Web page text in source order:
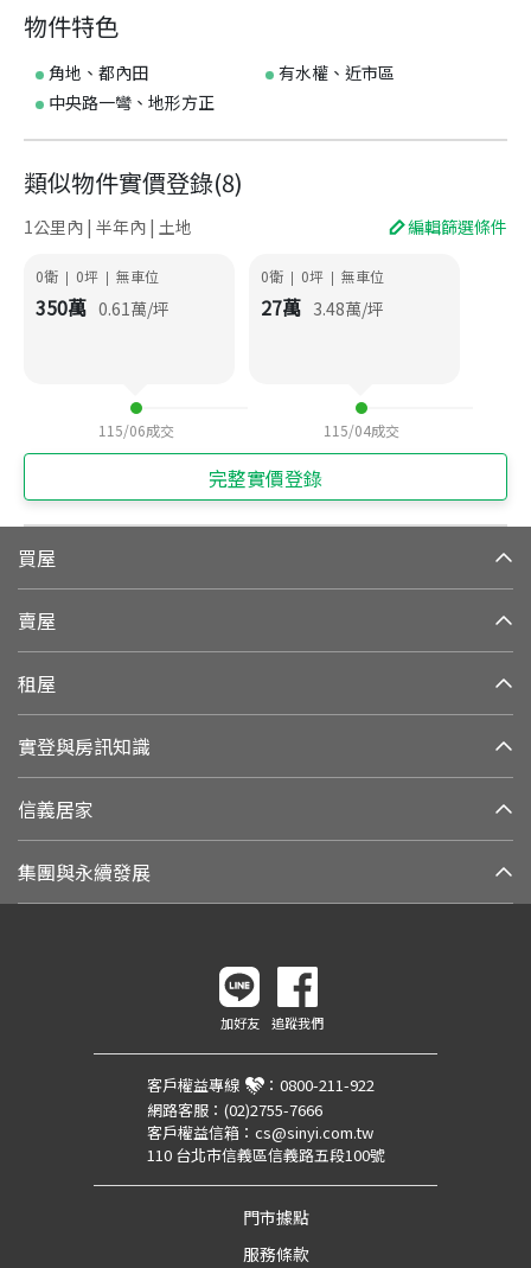
物件特色
角地、都內田
有水權、近市區
中央路一彎、地形方正
類似物件實價登錄(8)
1公里內 | 半年內 | 土地 編輯篩選條件
0衛 | 0坪 | 無車位
350萬 0.61萬/坪
115/06成交
0衛 | 0坪 | 無車位
27萬 3.48萬/坪
115/04成交
完整實價登錄
買屋
賣屋
租屋
實登與房訊知識
信義居家
集團與永續發展
加好友 追蹤我們
客戶權益專線 ： 0800-211-922
網路客服： (02)2755-7666
客戶權益信箱： cs@sinyi.com.tw
110 台北市信義區信義路五段100號
門市據點
服務條款